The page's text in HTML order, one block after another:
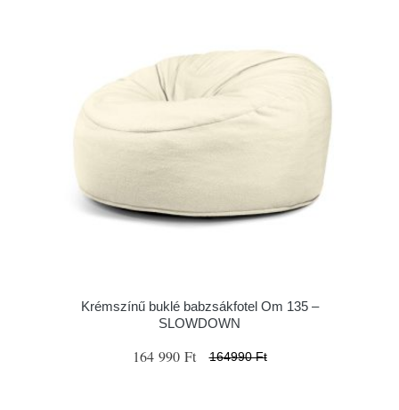
Krémszínű buklé babzsákfotel Om 135 –
SLOWDOWN
164 990 Ft 164990 Ft